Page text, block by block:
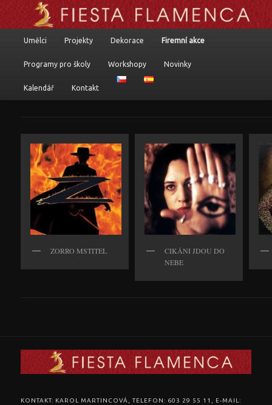
Flamenkoví umělci, programy a komponované pořady
Přejít k hlavnímu obsahu webu
Přejít k obsahu postranního panelu
Umělci Projekty Dekorace Firemní akce
Programy pro školy Workshopy Novinky
Kalendář Kontakt
ZORRO MSTITEL
CIKÁNI JDOU DO
NEBE
KONTAKT: KAROL MARTINCOVÁ, TELEFON: 603 29 55 11, E-MAIL: